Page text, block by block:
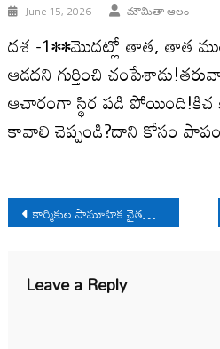
June 15, 2026 మౌమితా ఆలం
దశ -1••మొదట్లో తాత, తాత
ఆడదని గుర్తించి
ఆచారంగా స్థిర పడి పోయింది!కిచ
కావాలి చెప్పండి?దాని కోసం
Post
navigation
కార్మికుల సామూహిక చైతన్యమే “స్ట్రైక్” సినిమా సారాంశం
Leave a Reply